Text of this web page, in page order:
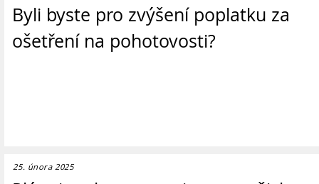
Byli byste pro zvýšení poplatku za
ošetření na pohotovosti?
25. února 2025